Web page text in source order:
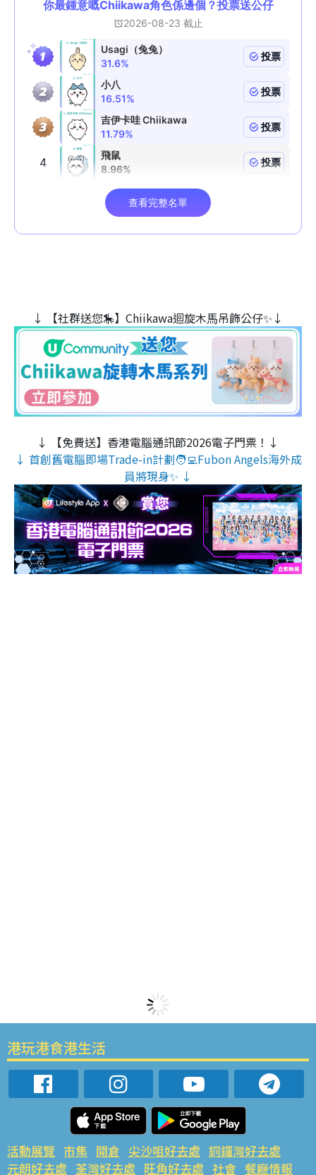
↓ 【社群送您🎠】Chiikawa迴旋木⾺吊飾公仔✨↓
↓ 【免費送】香港電腦通訊節2026電子門票！↓
↓ 首創舊電腦即場Trade-in計劃🧑‍💻Fubon Angels海外成
員將現身✨ ↓
港玩港食港生活
活動展覽 市集 開倉 尖沙咀好去處 銅鑼灣好去處
元朗好去處 荃灣好去處 旺角好去處 社會 餐廳情報